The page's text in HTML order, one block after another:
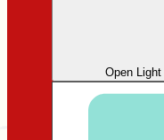
Open Light